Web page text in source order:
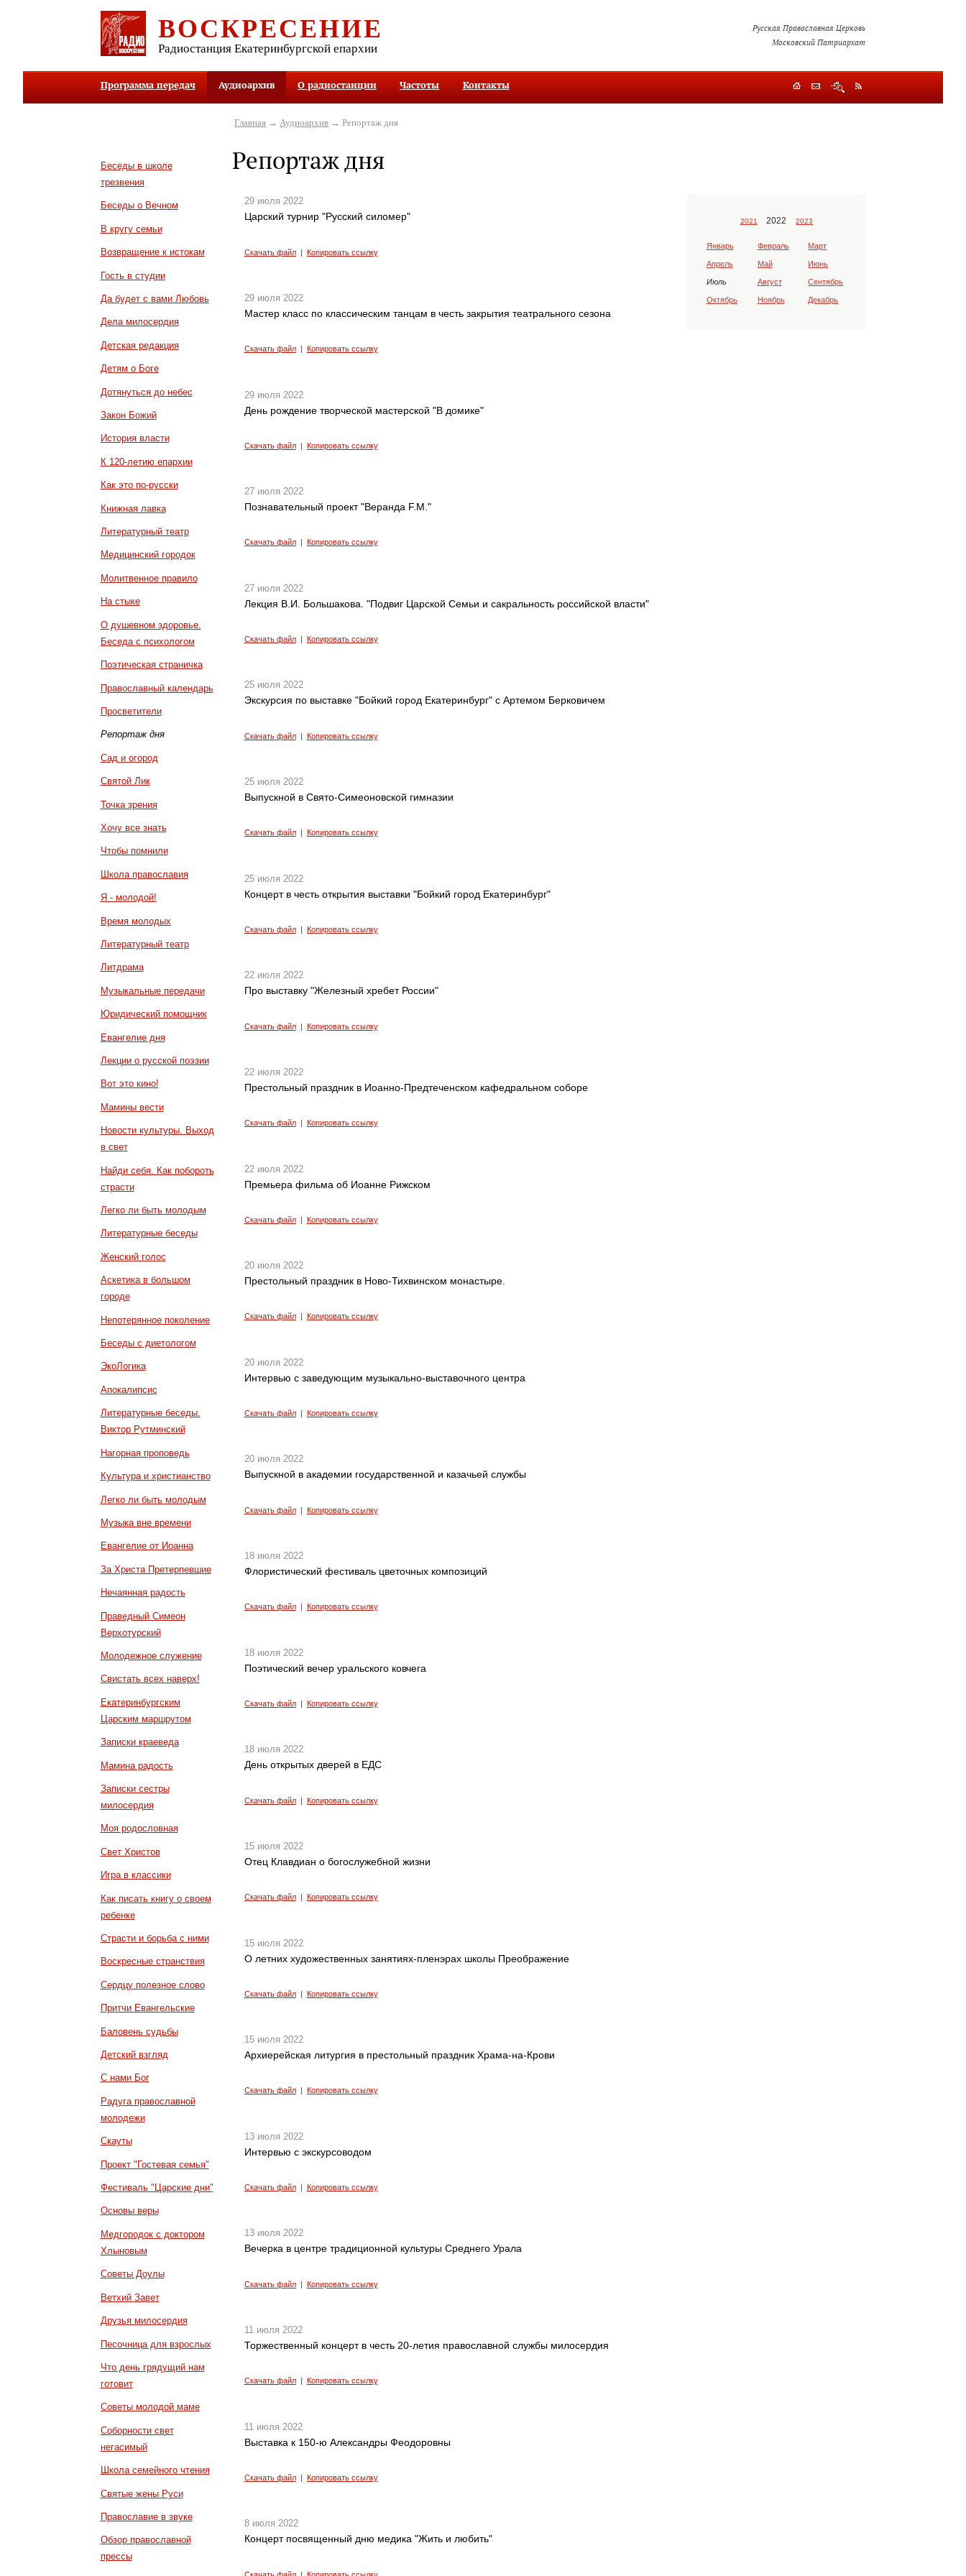
ВОСКРЕСЕНИЕ
Радиостанция Екатеринбургской епархии
Русская Православная Церковь
Московский Патриархат
Программа передач Аудиоархив О радиостанции Частоты Контакты
Беседы в школе
трезвения
Беседы о Вечном
В кругу семьи
Возвращение к истокам
Гость в студии
Да будет с вами Любовь
Дела милосердия
Детская редакция
Детям о Боге
Дотянуться до небес
Закон Божий
История власти
К 120-летию епархии
Как это по-русски
Книжная лавка
Литературный театр
Медицинский городок
Молитвенное правило
На стыке
О душевном здоровье.
Беседа с психологом
Поэтическая страничка
Православный календарь
Просветители
Репортаж дня
Сад и огород
Святой Лик
Точка зрения
Хочу все знать
Чтобы помнили
Школа православия
Я - молодой!
Время молодых
Литературный театр
Литдрама
Музыкальные передачи
Юридический помощник
Евангелие дня
Лекции о русской поэзии
Вот это кино!
Мамины вести
Новости культуры. Выход
в свет
Найди себя. Как побороть
страсти
Легко ли быть молодым
Литературные беседы
Женский голос
Аскетика в большом
городе
Непотерянное поколение
Беседы с диетологом
ЭкоЛогика
Апокалипсис
Литературные беседы.
Виктор Рутминский
Нагорная проповедь
Культура и христианство
Легко ли быть молодым
Музыка вне времени
Евангелие от Иоанна
За Христа Претерпевшие
Нечаянная радость
Праведный Симеон
Верхотурский
Молодежное служение
Свистать всех наверх!
Екатеринбургским
Царским маршрутом
Записки краеведа
Мамина радость
Записки сестры
милосердия
Моя родословная
Свет Христов
Игра в классики
Как писать книгу о своем
ребенке
Страсти и борьба с ними
Воскресные странствия
Сердцу полезное слово
Притчи Евангельские
Баловень судьбы
Детский взгляд
С нами Бог
Радуга православной
молодежи
Скауты
Проект "Гостевая семья"
Фестиваль "Царские дни"
Основы веры
Медгородок с доктором
Хлыновым
Советы Доулы
Ветхий Завет
Друзья милосердия
Песочница для взрослых
Что день грядущий нам
готовит
Советы молодой маме
Соборности свет
негасимый
Школа семейного чтения
Святые жены Руси
Православие в звуке
Обзор православной
прессы
Главная → Аудиоархив → Репортаж дня
Репортаж дня
29 июля 2022
Царский турнир "Русский силомер"
Скачать файл| Копировать ссылку
29 июля 2022
Мастер класс по классическим танцам в честь закрытия театрального сезона
Скачать файл| Копировать ссылку
29 июля 2022
День рождение творческой мастерской "В домике"
Скачать файл| Копировать ссылку
27 июля 2022
Познавательный проект "Веранда F.M."
Скачать файл| Копировать ссылку
27 июля 2022
Лекция В.И. Большакова. "Подвиг Царской Семьи и сакральность российской власти"
Скачать файл| Копировать ссылку
25 июля 2022
Экскурсия по выставке "Бойкий город Екатеринбург" с Артемом Берковичем
Скачать файл| Копировать ссылку
25 июля 2022
Выпускной в Свято-Симеоновской гимназии
Скачать файл| Копировать ссылку
25 июля 2022
Концерт в честь открытия выставки "Бойкий город Екатеринбург"
Скачать файл| Копировать ссылку
22 июля 2022
Про выставку "Железный хребет России"
Скачать файл| Копировать ссылку
22 июля 2022
Престольный праздник в Иоанно-Предтеченском кафедральном соборе
Скачать файл| Копировать ссылку
22 июля 2022
Премьера фильма об Иоанне Рижском
Скачать файл| Копировать ссылку
20 июля 2022
Престольный праздник в Ново-Тихвинском монастыре.
Скачать файл| Копировать ссылку
20 июля 2022
Интервью с заведующим музыкально-выставочного центра
Скачать файл| Копировать ссылку
20 июля 2022
Выпускной в академии государственной и казачьей службы
Скачать файл| Копировать ссылку
18 июля 2022
Флористический фестиваль цветочных композиций
Скачать файл| Копировать ссылку
18 июля 2022
Поэтический вечер уральского ковчега
Скачать файл| Копировать ссылку
18 июля 2022
День открытых дверей в ЕДС
Скачать файл| Копировать ссылку
15 июля 2022
Отец Клавдиан о богослужебной жизни
Скачать файл| Копировать ссылку
15 июля 2022
О летних художественных занятиях-пленэрах школы Преображение
Скачать файл| Копировать ссылку
15 июля 2022
Архиерейская литургия в престольный праздник Храма-на-Крови
Скачать файл| Копировать ссылку
13 июля 2022
Интервью с экскурсоводом
Скачать файл| Копировать ссылку
13 июля 2022
Вечерка в центре традиционной культуры Среднего Урала
Скачать файл| Копировать ссылку
11 июля 2022
Торжественный концерт в честь 20-летия православной службы милосердия
Скачать файл| Копировать ссылку
11 июля 2022
Выставка к 150-ю Александры Феодоровны
Скачать файл| Копировать ссылку
8 июля 2022
Концерт посвященный дню медика "Жить и любить"
Скачать файл| Копировать ссылку
2021 2022 2023
Январь Февраль Март
Апрель Май Июнь
Июль Август Сентябрь
Октябрь Ноябрь Декабрь